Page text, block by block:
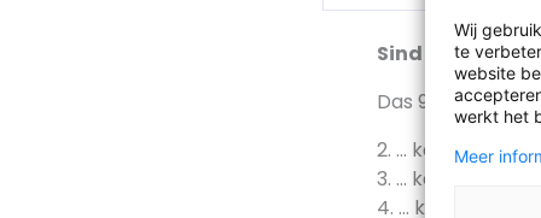
Sind die
Das 9-Euro-
2. … kann man
3. … kann man in
4. … kann man
Wij
te
website
werkt het
Meer